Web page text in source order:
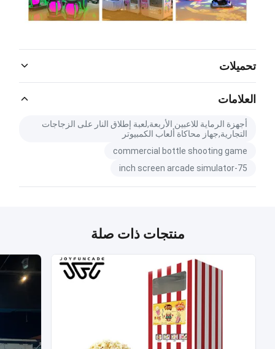
تحميلات
PDF
Catalog Download.pdfالعلامات
أجهزة الرماية للاعبين الأربعة,لعبة إطلاق النار على الزجاجات
التجارية,جهاز محاكاة ألعاب الكمبيوتر
commercial bottle shooting game
75-inch screen arcade simulator
منتجات ذات صلة